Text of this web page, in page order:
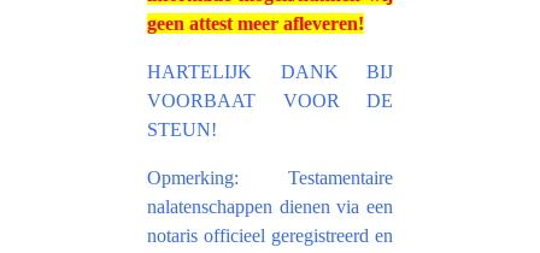
geen attest meer afleveren!
HARTELIJK DANK BIJ
VOORBAAT VOOR DE
STEUN!
Opmerking: Testamentaire
nalatenschappen dienen via een
notaris officieel geregistreerd en